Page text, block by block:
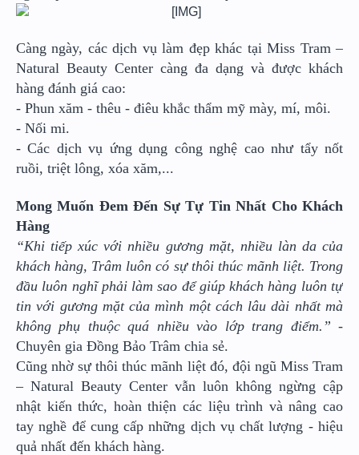
Càng ngày, các dịch vụ làm đẹp khác tại Miss Tram –
Natural Beauty Center càng đa dạng và được khách
hàng đánh giá cao:
- Phun xăm - thêu - điêu khắc thẩm mỹ mày, mí, môi.
- Nối mi.
- Các dịch vụ ứng dụng công nghệ cao như tẩy nốt
ruồi, triệt lông, xóa xăm,...
Mong Muốn Đem Đến Sự Tự Tin Nhất Cho Khách
Hàng
“Khi tiếp xúc với nhiều gương mặt, nhiều làn da của
khách hàng, Trâm luôn có sự thôi thúc mãnh liệt. Trong
đầu luôn nghĩ phải làm sao để giúp khách hàng luôn tự
tin với gương mặt của mình một cách lâu dài nhất mà
không phụ thuộc quá nhiều vào lớp trang điểm.” -
Chuyên gia Đồng Bảo Trâm chia sẻ.
Cũng nhờ sự thôi thúc mãnh liệt đó, đội ngũ Miss Tram
– Natural Beauty Center vẫn luôn không ngừng cập
nhật kiến thức, hoàn thiện các liệu trình và nâng cao
tay nghề để cung cấp những dịch vụ chất lượng - hiệu
quả nhất đến khách hàng.